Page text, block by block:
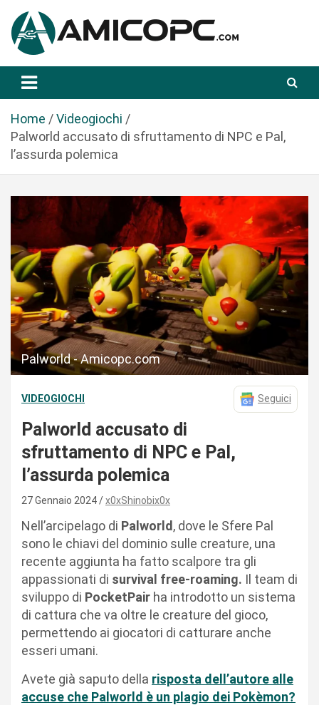
a
Amicopc.com
Home
Videogiochi
Palworld accusato di sfruttamento di NPC e Pal,
l’assurda polemica
Palworld - Amicopc.com
VIDEOGIOCHI Seguici
Palworld accusato di
sfruttamento di NPC e Pal,
l’assurda polemica
27 Gennaio 2024 x0xShinobix0x
Nell’arcipelago di Palworld, dove le Sfere Pal
sono le chiavi del dominio sulle creature, una
recente aggiunta ha fatto scalpore tra gli
appassionati di survival free-roaming. Il team di
sviluppo di PocketPair ha introdotto un sistema
di cattura che va oltre le creature del gioco,
permettendo ai giocatori di catturare anche
esseri umani.
Avete già saputo della risposta dell’autore alle
accuse che Palworld è un plagio dei Pokèmon?